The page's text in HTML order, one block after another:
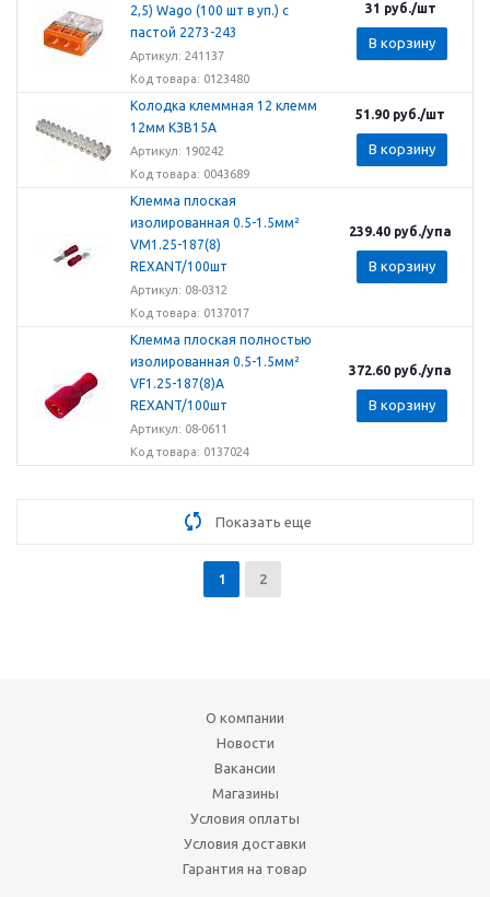
2,5) Wago (100 шт в уп.) с
пастой 2273-243
Артикул: 241137
Код товара: 0123480
31 руб./шт
В корзину
Колодка клеммная 12 клемм
12мм КЗВ15А
Артикул: 190242
Код товара: 0043689
51.90 руб./шт
В корзину
Клемма плоская
изолированная 0.5-1.5мм²
VM1.25-187(8)
REXANT/100шт
Артикул: 08-0312
Код товара: 0137017
239.40 руб./упа
В корзину
Клемма плоская полностью
изолированная 0.5-1.5мм²
VF1.25-187(8)А
REXANT/100шт
Артикул: 08-0611
Код товара: 0137024
372.60 руб./упа
В корзину
Показать еще
1 2
О компании
Новости
Вакансии
Магазины
Условия оплаты
Условия доставки
Гарантия на товар